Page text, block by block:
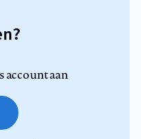
account aan